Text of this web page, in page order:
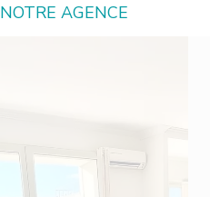
NOTRE AGENCE